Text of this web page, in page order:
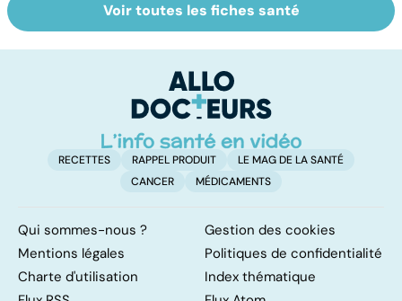
Tout savoir sur le
cancer de la
Le TDAH, un
trouble de
ou sans
hyperactivité
Voir toutes les fiches santé
RECETTES RAPPEL PRODUIT
LE MAG DE LA SANTÉ
CANCER
MÉDICAMENTS
Qui sommes-nous ?
Gestion des cookies
Mentions légales
Politiques de confidentialité
Charte d'utilisation
Index thématique